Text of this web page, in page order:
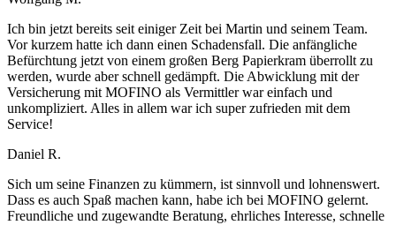
Ich bin jetzt bereits seit einiger Zeit bei Martin und seinem Team.
Vor kurzem hatte ich dann einen Schadensfall. Die anfängliche
Befürchtung jetzt von einem großen Berg Papierkram überrollt zu
werden, wurde aber schnell gedämpft. Die Abwicklung mit der
Versicherung mit MOFINO als Vermittler war einfach und
unkompliziert. Alles in allem war ich super zufrieden mit dem
Service!
Daniel R.
Sich um seine Finanzen zu kümmern, ist sinnvoll und lohnenswert.
Dass es auch Spaß machen kann, habe ich bei MOFINO gelernt.
Freundliche und zugewandte Beratung, ehrliches Interesse, schnelle